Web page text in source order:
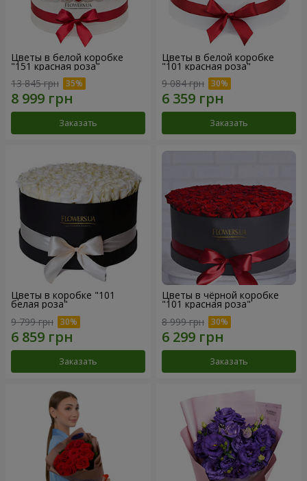
Цветы в белой коробке
"151 красная роза"
13 845 грн
Заказать
Цветы в белой коробке
"101 красная роза"
9 084 грн
Заказать
Цветы в коробке "101
белая роза"
9 799 грн
Заказать
Цветы в чёрной коробке
"101 красная роза"
8 999 грн
Заказать